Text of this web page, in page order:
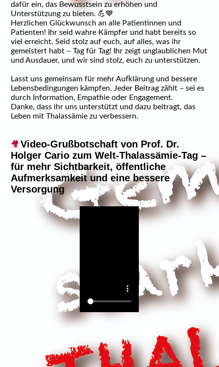
dafür ein, das Bewusstsein zu erhöhen und
Unterstützung zu bieten. 💪💙
Herzlichen Glückwunsch an alle Patientinnen und
Patienten! Ihr seid wahre Kämpfer und habt bereits so
viel erreicht. Seid stolz auf euch, auf alles, was ihr
gemeistert habt – Tag für Tag! Ihr zeigt unglaublichen Mut
und Ausdauer, und wir sind stolz, euch zu unterstützen.
Lasst uns gemeinsam für mehr Aufklärung und bessere
Lebensbedingungen kämpfen. Jeder Beitrag zählt – sei es
durch Information, Empathie oder Engagement.
Danke, dass ihr uns unterstützt und dazu beitragt, das
Leben mit Thalassämie zu verbessern.
🎥 Video-Grußbotschaft von Prof. Dr.
Holger Cario zum Welt-Thalassämie-Tag –
für mehr Sichtbarkeit, öffentliche
Aufmerksamkeit und eine bessere
Versorgung